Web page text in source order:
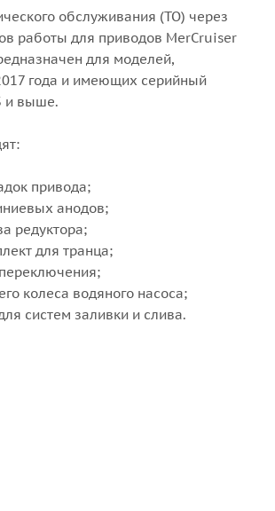
обслуживания (ТО) через
работы для приводов MerCruiser
для моделей,
года и имеющих серийный
и выше.
привода;
анодов;
редуктора;
для транца;
колеса водяного насоса;
систем заливки и слива.